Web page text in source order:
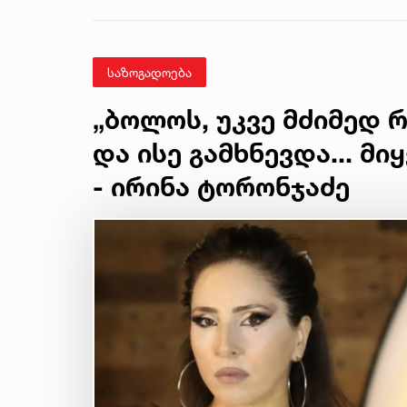
საზოგადოება
„ბოლოს, უკვე მძიმედ
და ისე გამხნევდა...
- ირინა ტორონჯაძე